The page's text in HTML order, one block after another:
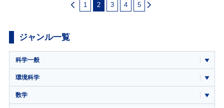
1 2 3 4 5
ジャンル一覧
科学一般
環境科学
数学